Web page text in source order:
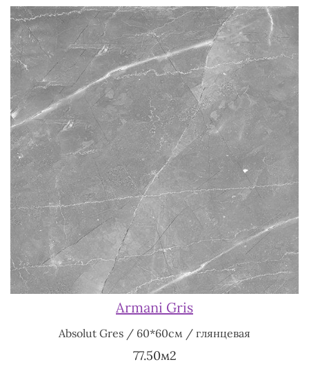
Armani Gris
Absolut Gres / 60*60см / глянцевая
77.50м2